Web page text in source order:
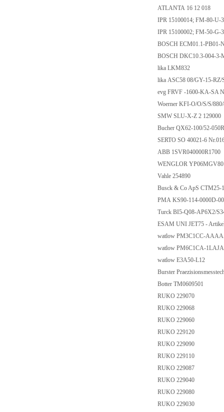
ATLANTA 16 12 018
IPR 15100014; FM-80-U-
IPR 15100002; FM-50-G-
BOSCH ECM01.1-PB01-
BOSCH DKC10.3-004-3-
lika LKM832
lika ASC58 08/GY-15-RZ/
evg FRVF -1600-KA-SA
Woerner KFI-O/O/S/S/
SMW SLU-X-Z 2 129000
Bucher QX62-100/52-
SERTO SO 40021-6
ABB 1SVR040000R1700
WENGLOR
Vahle 254890
Busck & Co ApS CTM25-
PMA KS90-114-0000D-
Turck BI5-Q08-AP6X2/
ESAM UNI JET75 -
watlow PM3C1CC-
watlow PM6C1CA-
watlow E3A50-L12
Burster
Botter TM0609501
RUKO 229070
RUKO 229068
RUKO 229060
RUKO 229120
RUKO 229090
RUKO 229110
RUKO 229087
RUKO 229040
RUKO 229080
RUKO 229030